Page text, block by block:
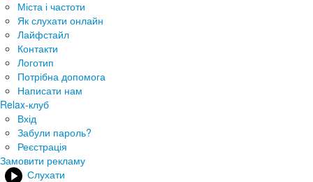
Міста і частоти
Як слухати онлайн
Лайфстайл
Контакти
Логотип
Потрібна допомога
Написати нам
Relax-клуб
Вхід
Забули пароль?
Реєстрація
Замовити рекламу
Слухати